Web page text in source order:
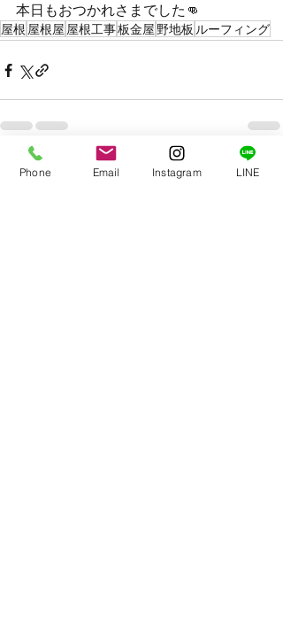
本日もおつかれさまでした👊
屋根 屋根屋 屋根工事板金屋 野地板 ルーフィング
最新記事 すべて表示
Phone Email Instagram LINE